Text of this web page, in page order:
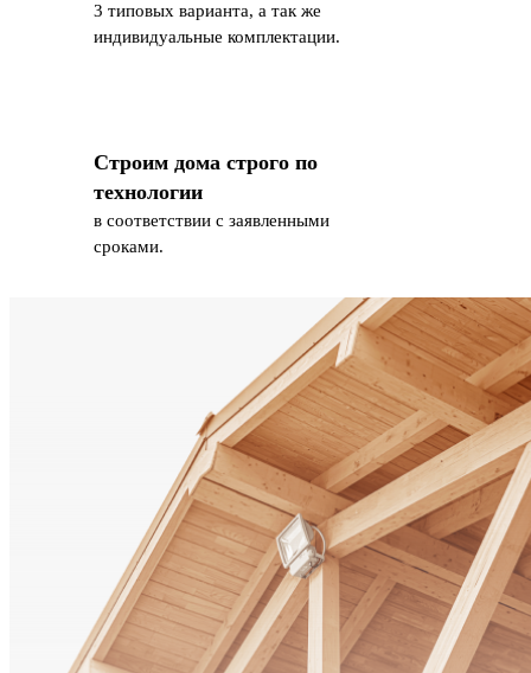
3 типовых варианта, а так же
индивидуальные комплектации.
Строим дома строго по
технологии
в соответствии с заявленными
сроками.